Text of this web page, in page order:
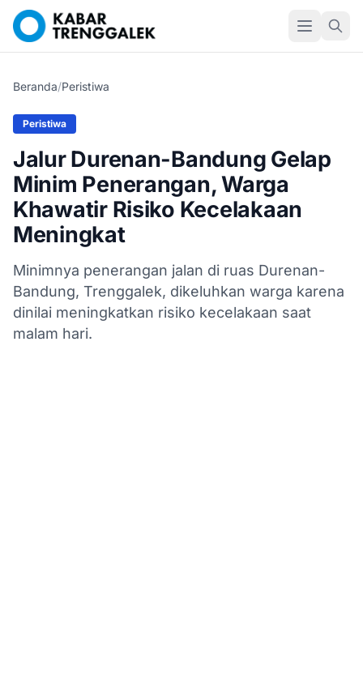
Beranda/Peristiwa
Peristiwa
Jalur Durenan-Bandung Gelap
Minim Penerangan, Warga
Khawatir Risiko Kecelakaan
Meningkat
Minimnya penerangan jalan di ruas Durenan-
Bandung, Trenggalek, dikeluhkan warga karena
dinilai meningkatkan risiko kecelakaan saat
malam hari.